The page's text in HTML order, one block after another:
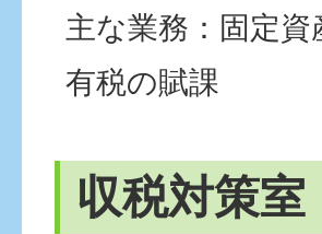
主な業務：固定
有税の賦課
収税対策室